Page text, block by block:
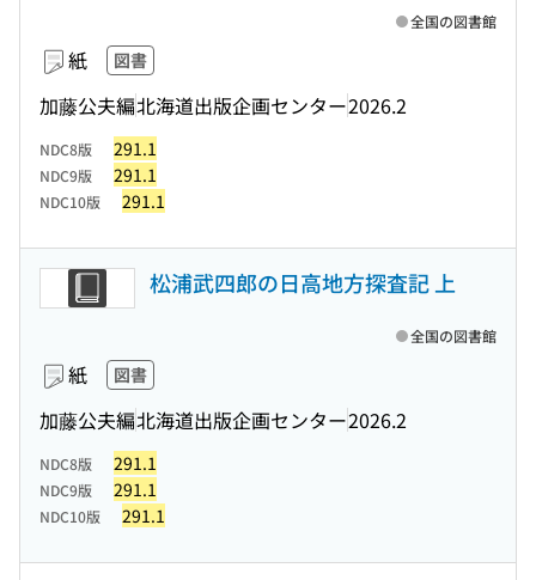
紙 図書
加藤公夫編北海道出版企画センター2026.2
全国の図書館
NDC8版 291.1
NDC9版 291.1
NDC10版 291.1
松浦武四郎の日高地方探査記 上
紙 図書
加藤公夫編北海道出版企画センター2026.2
全国の図書館
NDC8版 291.1
NDC9版 291.1
NDC10版 291.1